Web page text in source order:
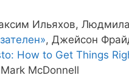
Ильяхов,
, Джейсон
How to Get Things
McDonnell